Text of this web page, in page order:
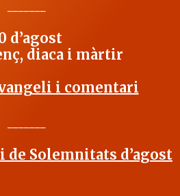
d’agost
diaca i màrtir
i comentari
de Solemnitats d’agost